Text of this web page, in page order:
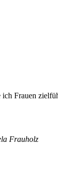
ich Frauen
Frauholz